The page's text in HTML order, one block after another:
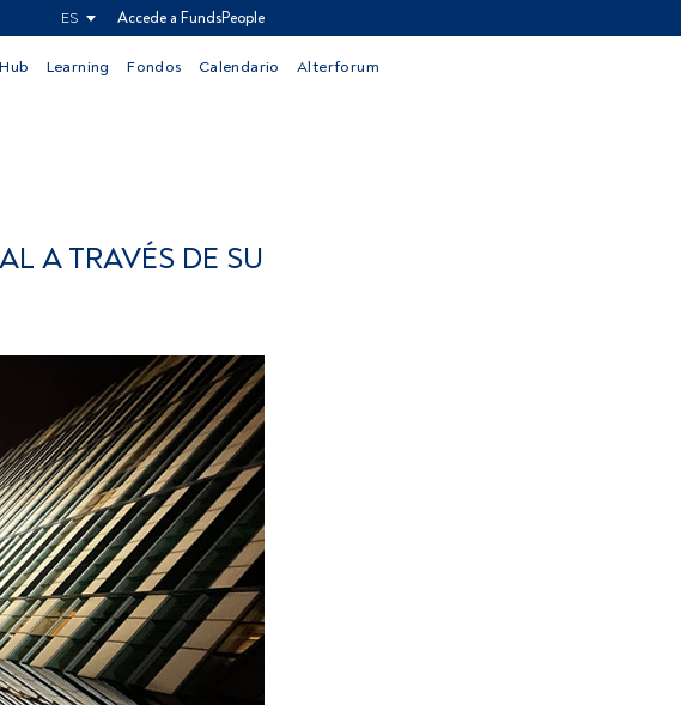
ES Accede a FundsPeople
Learning Fondos Calendario Alterforum
A TRAVÉS DE SU